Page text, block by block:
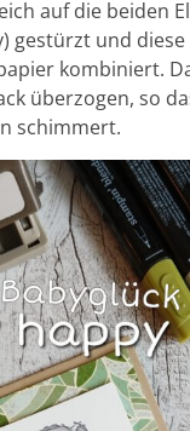
auf die beiden
gestürzt und
kombiniert.
überzogen, so
schimmert.